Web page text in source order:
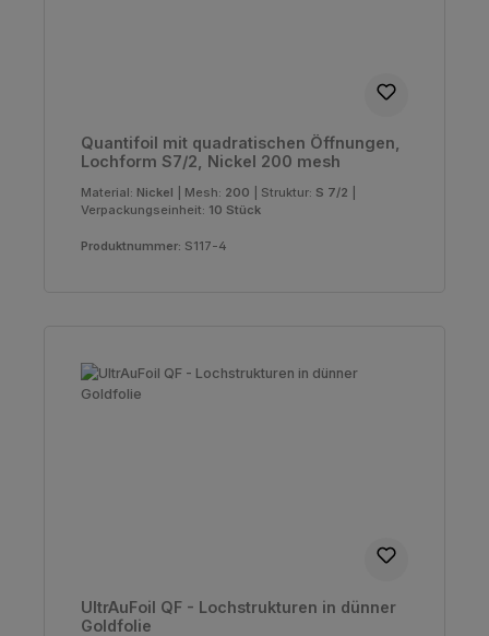
Quantifoil mit quadratischen Öffnungen,
Lochform S7/2, Nickel 200 mesh
Material: Nickel Mesh: 200 Struktur: S 7/2
Verpackungseinheit: 10 Stück
Produktnummer: S117-4
UltrAuFoil QF - Lochstrukturen in dünner
Goldfolie